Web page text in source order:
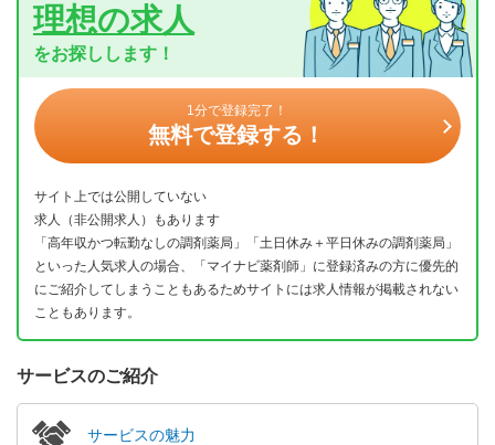
理想の求人
をお探しします！
1分で登録完了！
無料で登録する！
サイト上では公開していない
求人（非公開求人）もあります
「高年収かつ転勤なしの調剤薬局」「土日休み＋平日休みの調剤薬局」
といった人気求人の場合、「マイナビ薬剤師」に登録済みの方に優先的
にご紹介してしまうこともあるためサイトには求人情報が掲載されない
こともあります。
サービスのご紹介
サービスの魅力